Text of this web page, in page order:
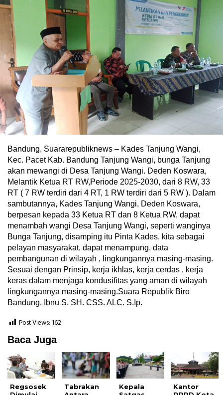
Bandung, Suararepubliknews – Kades Tanjung Wangi,
Kec. Pacet Kab. Bandung Tanjung Wangi, bunga Tanjung
akan mewangi di Desa Tanjung Wangi. Deden Koswara,
Melantik Ketua RT RW,Periode 2025-2030, dari 8 RW, 33
RT ( 7 RW terdiri dari 4 RT, 1 RW terdiri dari 5 RW ). Dalam
sambutannya, Kades Tanjung Wangi, Deden Koswara,
berpesan kepada 33 Ketua RT dan 8 Ketua RW, dapat
menambah wangi Desa Tanjung Wangi, seperti wanginya
Bunga Tanjung, disamping itu Pinta Kades, kita sebagai
pelayan masyarakat, dapat menampung, data
pembangunan di wilayah , lingkungannya masing-masing.
Sesuai dengan Prinsip, kerja ikhlas, kerja cerdas , kerja
keras dalam menjaga kondusifitas yang aman di wilayah
lingkungannya masing-masing.Suara Republik Biro
Bandung, Ibnu S. SH. CSS. ALC. S.Ip.
Post Views: 162
Baca Juga
Regsosek
Tabrakan
Kepala
Kantor